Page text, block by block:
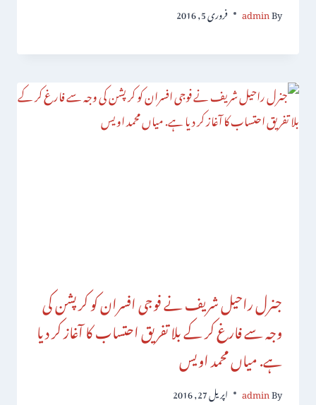
By
admin فروری 5, 2016
جنرل راحیل شریف نے فوجی افسران کو کرپشن کی
وجہ سے فارغ کر کے بلا تفریق احتساب کا آغاز کر دیا
ہے. میاں محمد اویس
By
admin اپریل 27, 2016